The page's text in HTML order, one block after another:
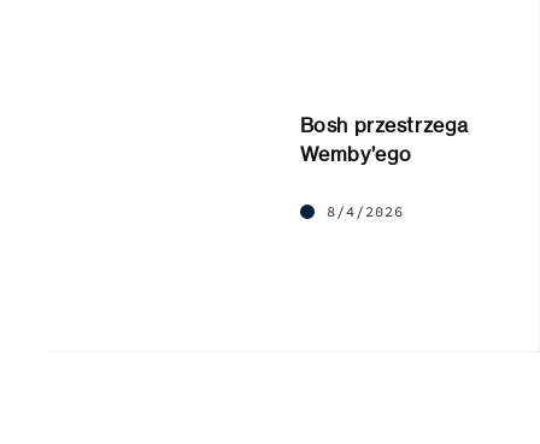
Bosh przestrzega
Wemby’ego
8/4/2026